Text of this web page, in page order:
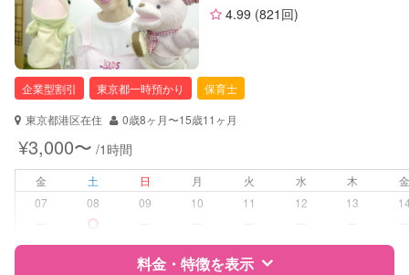
4.99 (821回)
企業型割引 東京都一時預かり
保育士
東京都港区在住
0歳8ヶ月〜15歳11ヶ月
¥3,000〜 /1時間
金 土 日 月 火 水 木
07
08 09 10 11 12 13
料金・特徴を表示